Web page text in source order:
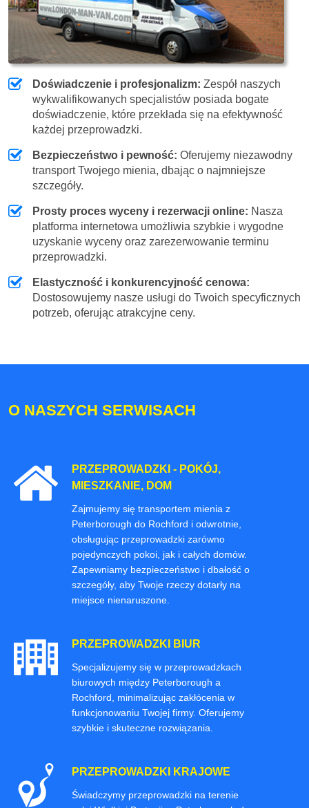
Doświadczenie i profesjonalizm: Zespół naszych
wykwalifikowanych specjalistów posiada bogate
doświadczenie, które przekłada się na efektywność
każdej przeprowadzki.
Bezpieczeństwo i pewność: Oferujemy niezawodny
transport Twojego mienia, dbając o najmniejsze
szczegóły.
Prosty proces wyceny i rezerwacji online: Nasza
platforma internetowa umożliwia szybkie i wygodne
uzyskanie wyceny oraz zarezerwowanie terminu
przeprowadzki.
Elastyczność i konkurencyjność cenowa:
Dostosowujemy nasze usługi do Twoich specyficznych
potrzeb, oferując atrakcyjne ceny.
O NASZYCH SERWISACH
PRZEPROWADZKI - POKÓJ,
MIESZKANIE, DOM
Zajmujemy się transportem mienia z
Peterborough do Rochford i odwrotnie,
obsługując przeprowadzki zarówno
pojedynczych pokoi, jak i całych domów.
Zapewniamy bezpieczeństwo i dbałość o
szczegóły, aby Twoje rzeczy dotarły na
miejsce nienaruszone.
PRZEPROWADZKI BIUR
Specjalizujemy się w przeprowadzkach
biurowych między Peterborough a
Rochford, minimalizując zakłócenia w
funkcjonowaniu Twojej firmy. Oferujemy
szybkie i skuteczne rozwiązania.
PRZEPROWADZKI KRAJOWE
Świadczymy przeprowadzki na terenie